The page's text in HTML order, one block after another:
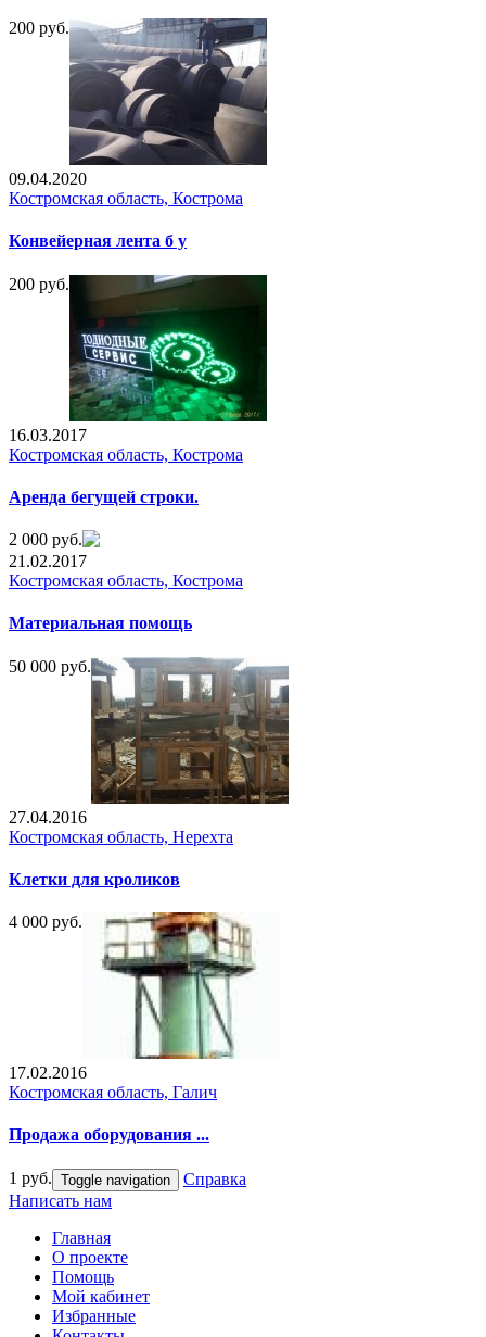
200 руб.
09.04.2020
Костромская область, Кострома
Конвейерная лента б у
200 руб.
16.03.2017
Костромская область, Кострома
Аренда бегущей строки.
2 000 руб.
21.02.2017
Костромская область, Кострома
Материальная помощь
50 000 руб.
27.04.2016
Костромская область, Нерехта
Клетки для кроликов
4 000 руб.
17.02.2016
Костромская область, Галич
Продажа оборудования ...
1 руб. Toggle navigation
Справка
Написать нам
Главная
О проекте
Помощь
Мой кабинет
Избранные